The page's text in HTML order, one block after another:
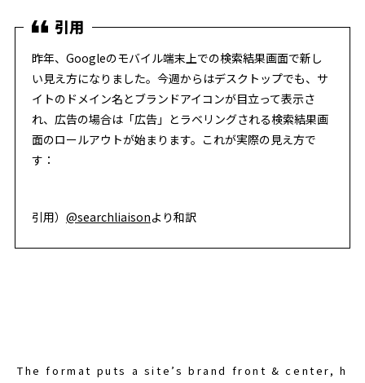
昨年、Googleのモバイル端末上での検索結果画面で新し
い見え方になりました。今週からはデスクトップでも、サ
イトのドメイン名とブランドアイコンが目立って表示さ
れ、広告の場合は「広告」とラベリングされる検索結果画
面のロールアウトが始まります。これが実際の見え方で
す：
引用） @searchliaisonより和訳
The format puts a site’s brand front & center, h